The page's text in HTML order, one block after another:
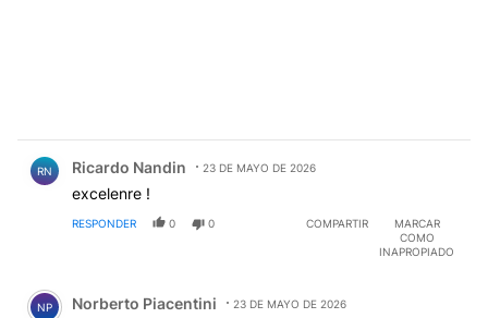
RN Ricardo Nandin 23 DE MAYO DE 2026
excelenre !
RESPONDER 0 0 COMPARTIR
MARCAR
COMO
INAPROPIADO
Comentario de Norberto Piacentini.
NP Norberto Piacentini 23 DE MAYO DE 2026